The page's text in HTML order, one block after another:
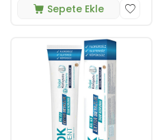
Sepete Ekle